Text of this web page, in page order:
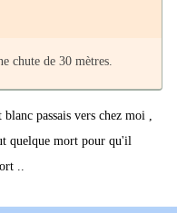
chute de 30 mètres.
passais vers chez moi ,
quelque mort pour qu'il
..